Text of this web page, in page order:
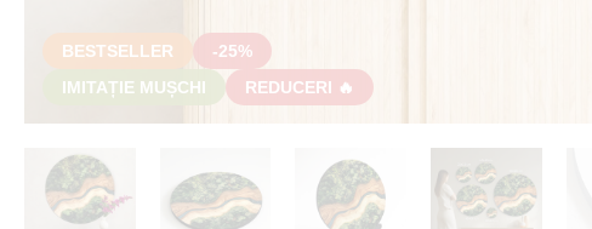
BESTSELLER
-25%
IMITAȚIE MUȘCHI
REDUCERI 🔥